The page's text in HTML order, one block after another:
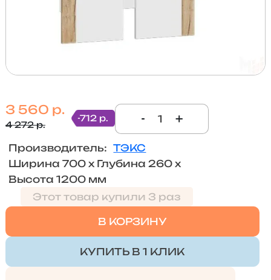
3 560 р.
4 272 р.
-712 р. - +
Производитель: ТЭКС
Ширина 700 х Глубина 260 x
Высота 1200 мм
Этот товар купили 3 раз
В КОРЗИНУ
КУПИТЬ В 1 КЛИК